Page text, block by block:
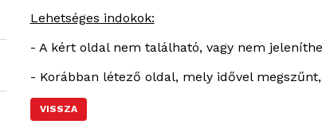
Lehetséges indokok:
- A kért oldal nem található, vagy nem
- Korábban létező oldal, mely idővel
VISSZA